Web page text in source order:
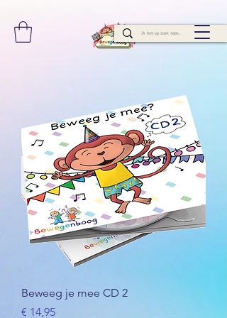
Beweeg je mee CD 2
Prijs
€ 14,95